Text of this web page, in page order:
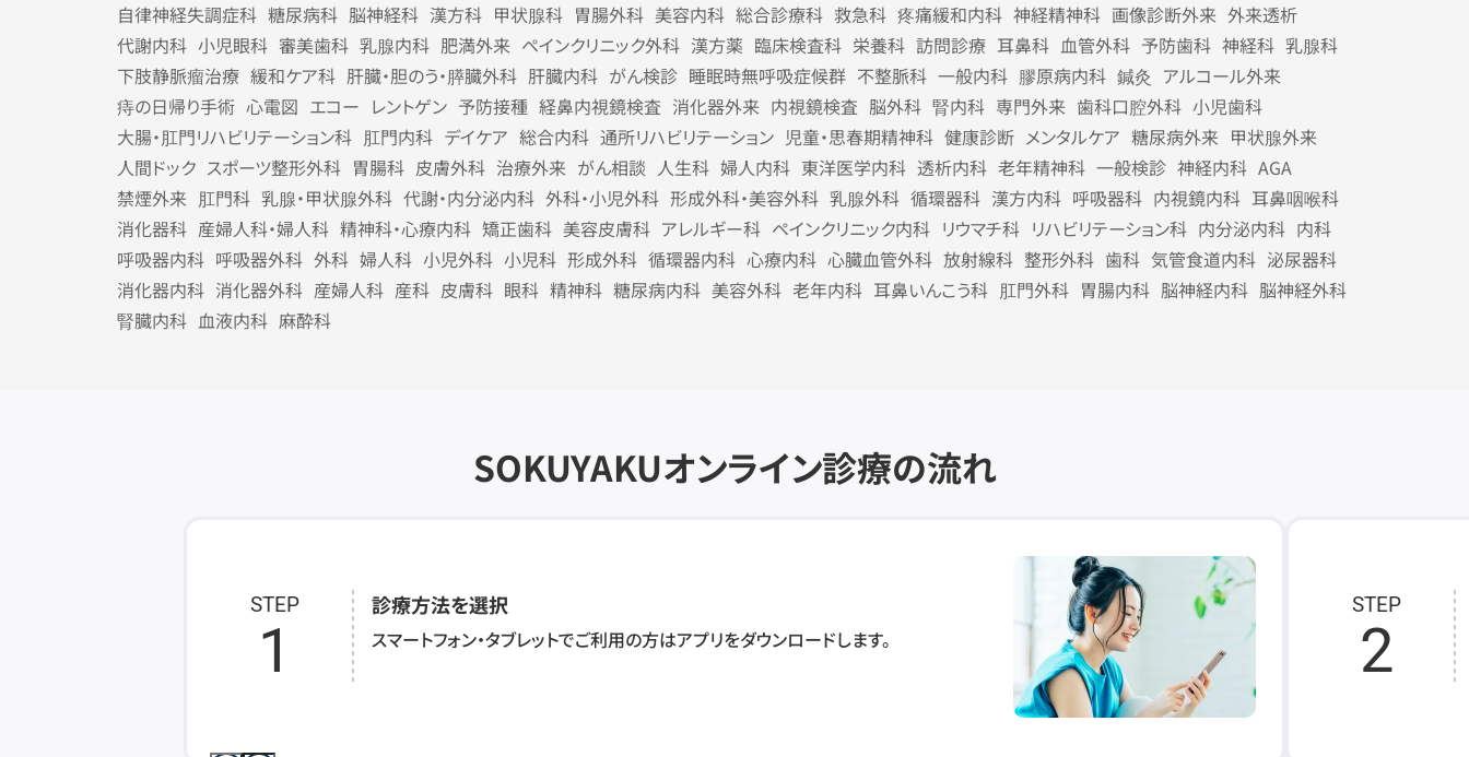
自律神経失調症科 糖尿病科 脳神経科 漢方科 甲状腺科 胃腸外科 美容内科 総合診療科 救急科 疼痛緩和内科 神経精神科 画像診断外来 外来透析
代謝内科 小児眼科 審美歯科 乳腺内科 肥満外来 ペインクリニック外科 漢方薬 臨床検査科 栄養科 訪問診療 耳鼻科 血管外科 予防歯科 神経科 乳腺科
下肢静脈瘤治療 緩和ケア科 肝臓・胆のう・膵臓外科 肝臓内科 がん検診 睡眠時無呼吸症候群 不整脈科 一般内科 膠原病内科 鍼灸 アルコール外来
痔の日帰り手術 心電図 エコー レントゲン 予防接種 経鼻内視鏡検査 消化器外来 内視鏡検査 脳外科 腎内科 専門外来 歯科口腔外科 小児歯科
大腸・肛門リハビリテーション科 肛門内科 デイケア 総合内科 通所リハビリテーション 児童・思春期精神科 健康診断 メンタルケア 糖尿病外来 甲状腺外来
人間ドック スポーツ整形外科 胃腸科 皮膚外科 治療外来 がん相談 人生科 婦人内科 東洋医学内科 透析内科 老年精神科 一般検診 神経内科 AGA
禁煙外来 肛門科 乳腺・甲状腺外科 代謝・内分泌内科 外科・小児外科 形成外科・美容外科 乳腺外科 循環器科 漢方内科 呼吸器科 内視鏡内科 耳鼻咽喉科
消化器科 産婦人科・婦人科 精神科・心療内科 矯正歯科 美容皮膚科 アレルギー科 ペインクリニック内科 リウマチ科 リハビリテーション科 内分泌内科 内科
呼吸器内科 呼吸器外科 外科 婦人科 小児外科 小児科 形成外科 循環器内科 心療内科 心臓血管外科 放射線科 整形外科 歯科 気管食道内科 泌尿器科
消化器内科 消化器外科 産婦人科 産科 皮膚科 眼科 精神科 糖尿病内科 美容外科 老年内科 耳鼻いんこう科 肛門外科 胃腸内科 脳神経内科 脳神経外科
腎臓内科 血液内科 麻酔科
SOKUYAKUオンライン診療の流れ
STEP
1
診療方法を選択
スマートフォン・タブレットでご利用の方はアプリをダウンロードします。
STEP
2